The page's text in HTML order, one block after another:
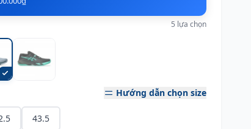
5 lựa chọn
Hướng dẫn chọn size
43.5